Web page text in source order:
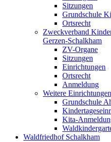
Sitzungen
Grundschule
Ortsrecht
Zweckverband
Gerzen-Schalkham
ZV-Organe
Sitzungen
Einrichtungen
Ortsrecht
Anmeldung
Weitere
Grundschule
Kita-
Waldfriedhof Schalkham